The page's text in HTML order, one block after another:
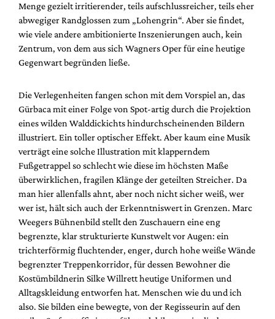
Menge gezielt irritierender, teils aufschlussreicher, teils eher
abwegiger Randglossen zum „Lohengrin“. Aber sie findet,
wie viele andere ambitionierte Inszenierungen auch, kein
Zentrum, von dem aus sich Wagners Oper für eine heutige
Gegenwart begründen ließe.
Die Verlegenheiten fangen schon mit dem Vorspiel an, das
Gürbaca mit einer Folge von Spot-artig durch die Projektion
eines wilden Walddickichts hindurchscheinenden Bildern
illustriert. Ein toller optischer Effekt. Aber kaum eine Musik
verträgt eine solche Illustration mit klapperndem
Fußgetrappel so schlecht wie diese im höchsten Maße
überwirklichen, fragilen Klänge der geteilten Streicher. Da
man hier allenfalls ahnt, aber noch nicht sicher weiß, wer
wer ist, hält sich auch der Erkenntniswert in Grenzen. Marc
Weegers Bühnenbild stellt den Zuschauern eine eng
begrenzte, klar strukturierte Kunstwelt vor Augen: ein
trichterförmig fluchtender, enger, durch hohe weiße Wände
begrenzter Treppenkorridor, für dessen Bewohner die
Kostümbildnerin Silke Willrett heutige Uniformen und
Alltagskleidung entworfen hat. Menschen wie du und ich
also. Sie bilden eine bewegte, von der Regisseurin auf den